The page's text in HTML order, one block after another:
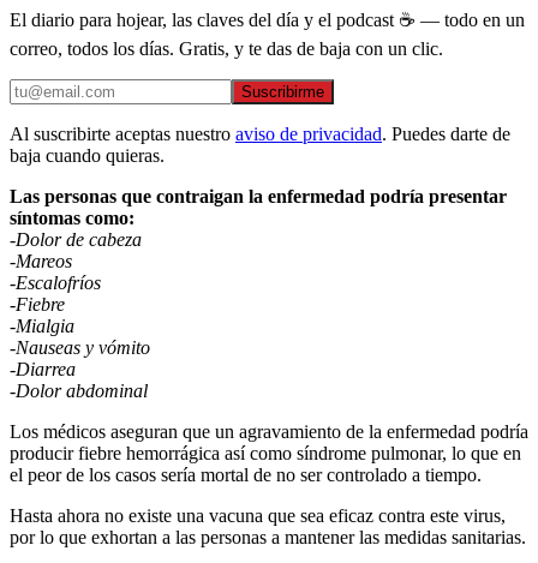
El diario para hojear, las claves del día y el podcast ☕ — todo en un
correo, todos los días. Gratis, y te das de baja con un clic.
Suscribirme
Al suscribirte aceptas nuestro aviso de privacidad. Puedes darte de
baja cuando quieras.
Las personas que contraigan la enfermedad podría presentar
síntomas como:
-Dolor de cabeza
-Mareos
-Escalofríos
-Fiebre
-Mialgia
-Nauseas y vómito
-Diarrea
-Dolor abdominal
Los médicos aseguran que un agravamiento de la enfermedad podría
producir fiebre hemorrágica así como síndrome pulmonar, lo que en
el peor de los casos sería mortal de no ser controlado a tiempo.
Hasta ahora no existe una vacuna que sea eficaz contra este virus,
por lo que exhortan a las personas a mantener las medidas sanitarias.